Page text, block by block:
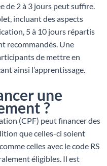
de 2 à 3 jours peut suffire.
incluant des aspects
5 à 10 jours répartis
recommandés. Une
de mettre en
ainsi l’apprentissage.
une
?
(CPF) peut financer des
que celles-ci soient
celles avec le code RS
éligibles. Il est